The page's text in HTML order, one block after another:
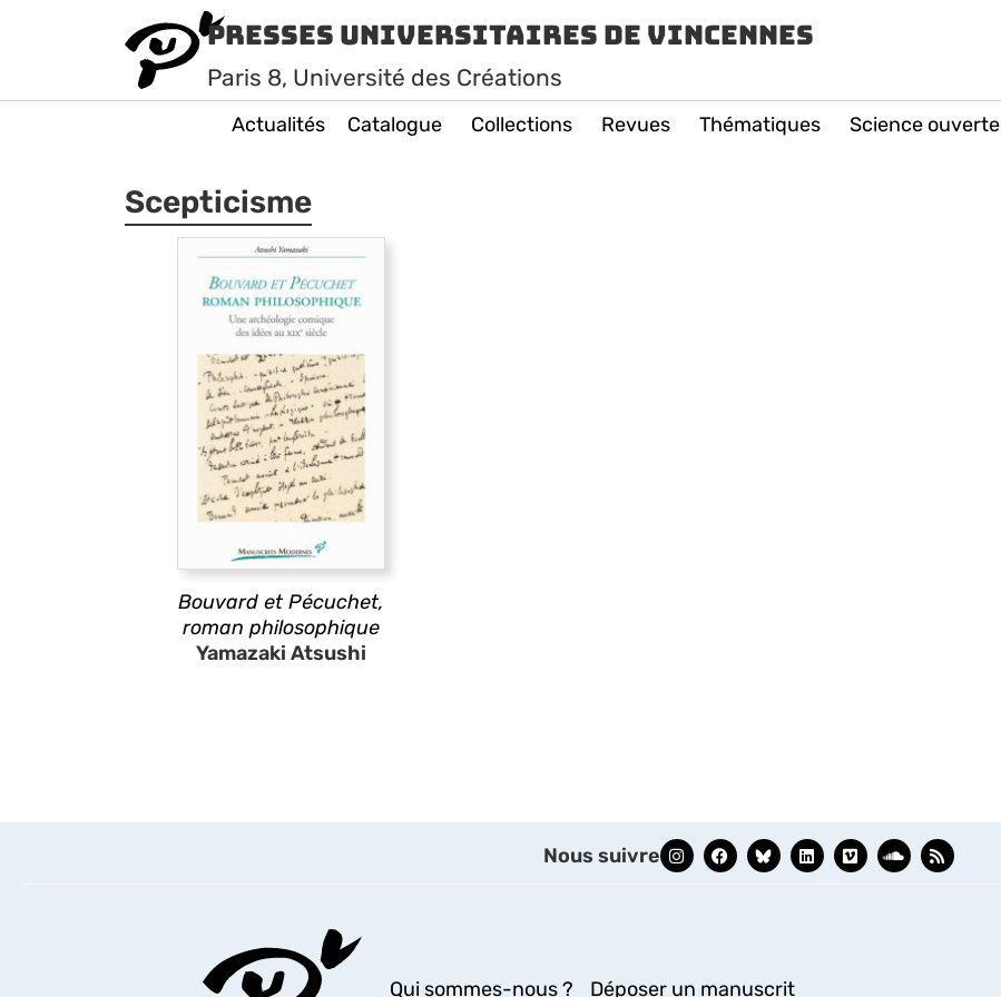
Presses Universitaires de Vincennes
Paris 8, Université des Créations
Actualités Catalogue Collections Revues Thématiques Science ouverte
Scepticisme
Bouvard et Pécuchet,
roman philosophique
Yamazaki Atsushi
Nous suivre
Qui sommes-nous ? Déposer un manuscrit